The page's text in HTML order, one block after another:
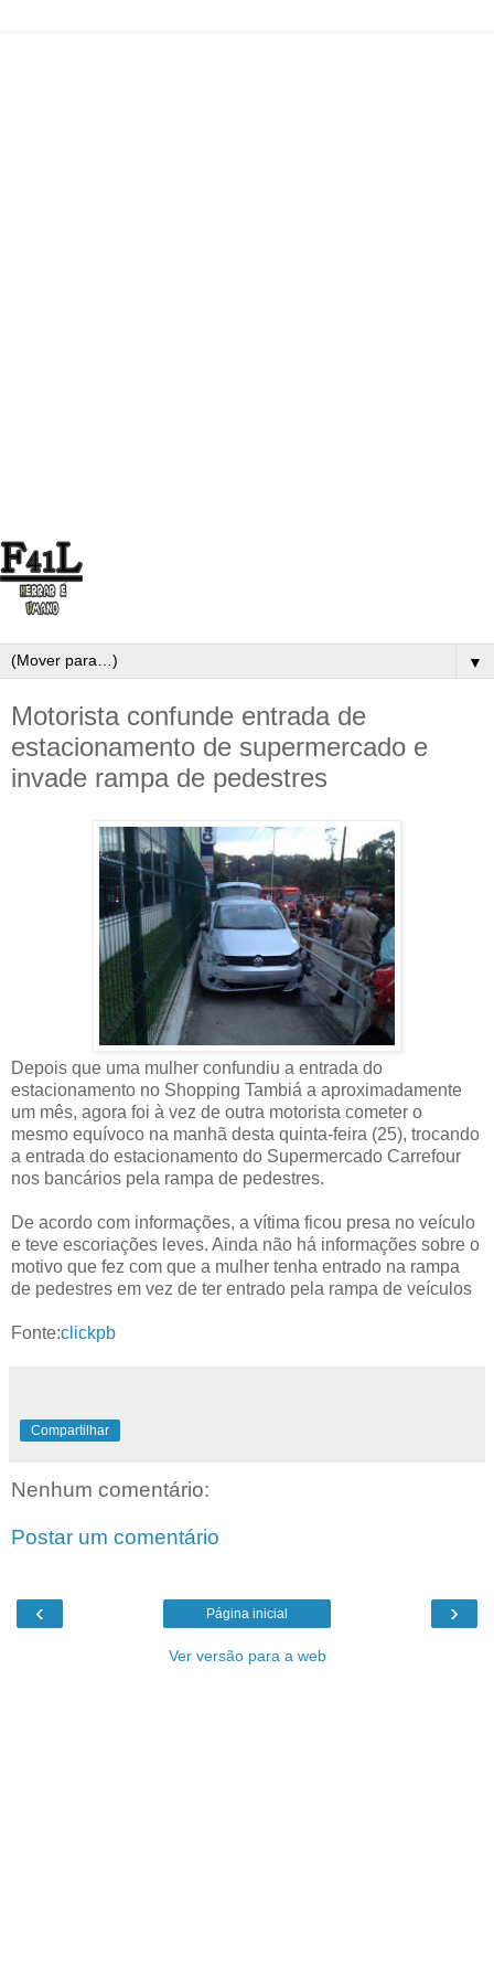
▼
Motorista confunde entrada de
estacionamento de supermercado e
invade rampa de pedestres
Depois que uma mulher confundiu a entrada do
estacionamento no Shopping Tambiá a aproximadamente
um mês, agora foi à vez de outra motorista cometer o
mesmo equívoco na manhã desta quinta-feira (25), trocando
a entrada do estacionamento do Supermercado Carrefour
nos bancários pela rampa de pedestres.
De acordo com informações, a vítima ficou presa no veículo
e teve escoriações leves. Ainda não há informações sobre o
motivo que fez com que a mulher tenha entrado na rampa
de pedestres em vez de ter entrado pela rampa de veículos
Fonte:clickpb
Compartilhar
Nenhum comentário:
Postar um comentário
‹ ›
Página inicial
Ver versão para a web